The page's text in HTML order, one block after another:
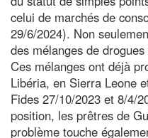
celui de marchés de
29/6/2024). Non
des mélanges de
Ces mélanges ont déjà
Libéria, en Sierra Leone
Fides 27/10/2023 et 8/4/
position, les prêtres de
problème touche